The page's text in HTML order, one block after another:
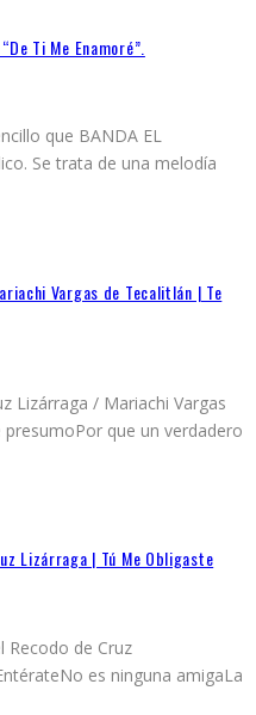
Ti Me Enamoré”.
que BANDA EL
Se trata de una melodía
Vargas de Tecalitlán | Te
Lizárraga / Mariachi Vargas
que un verdadero
Lizárraga | Tú Me Obligaste
Recodo de Cruz
es ninguna amigaLa